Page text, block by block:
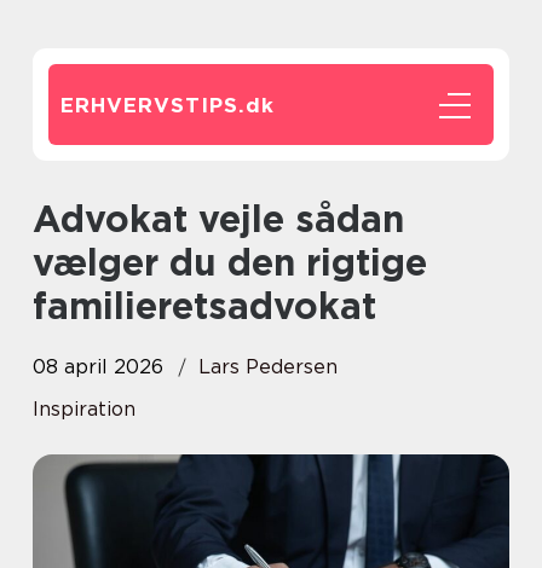
ERHVERVSTIPS.dk
Advokat vejle sådan
vælger du den rigtige
familieretsadvokat
08 april 2026
Lars Pedersen
Inspiration